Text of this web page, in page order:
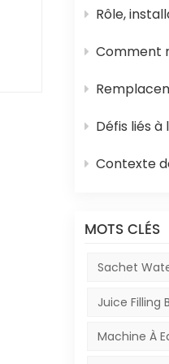
Rôle, installation et
Comment remplacer la cartouche
Remplacement des
Défis liés à
Contexte de l'utilisation des
MOTS CLÉS
Sachet
Juice Filling
Machine À